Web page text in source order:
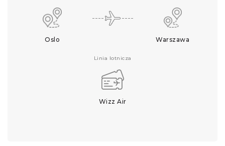
Oslo Warszawa
Linia lotnicza
Wizz Air